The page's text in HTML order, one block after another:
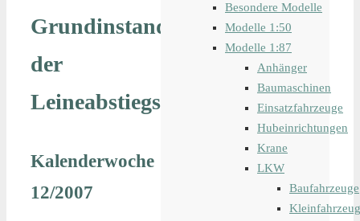
Grundinstandsetzung
der
Leineabstiegsschleuse
Kalenderwoche
12/2007
Besondere Modelle
Modelle 1:50
Modelle 1:87
Anhänger
Baumaschinen
Einsatzfahrzeuge
Hubeinrichtungen
Krane
LKW
Baufahrzeuge